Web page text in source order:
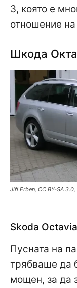
3, която е
отношение
Шкода
Jiří Erben, CC BY-SA
Skoda
Пусната на
трябваше да
мощен, за да